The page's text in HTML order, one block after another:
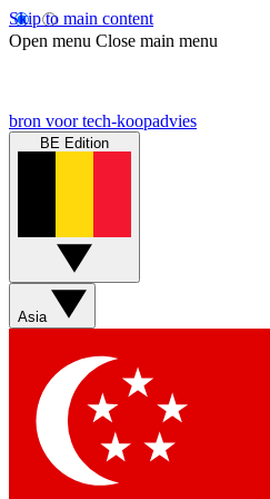
Skip to main content
Open menu Close main menu
bron voor tech-koopadvies
BE Edition
Asia